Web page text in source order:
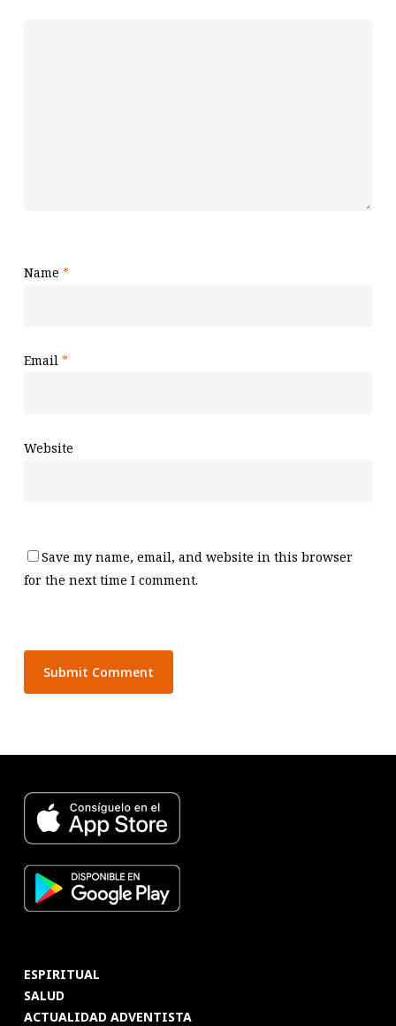
Name *
Email *
Website
Save my name, email, and website in this browser
for the next time I comment.
ESPIRITUAL
SALUD
ACTUALIDAD ADVENTISTA